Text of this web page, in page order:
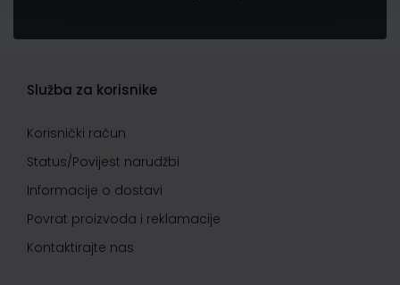
Služba za korisnike
Korisnički račun
Status/Povijest narudžbi
Informacije o dostavi
Povrat proizvoda i reklamacije
Kontaktirajte nas